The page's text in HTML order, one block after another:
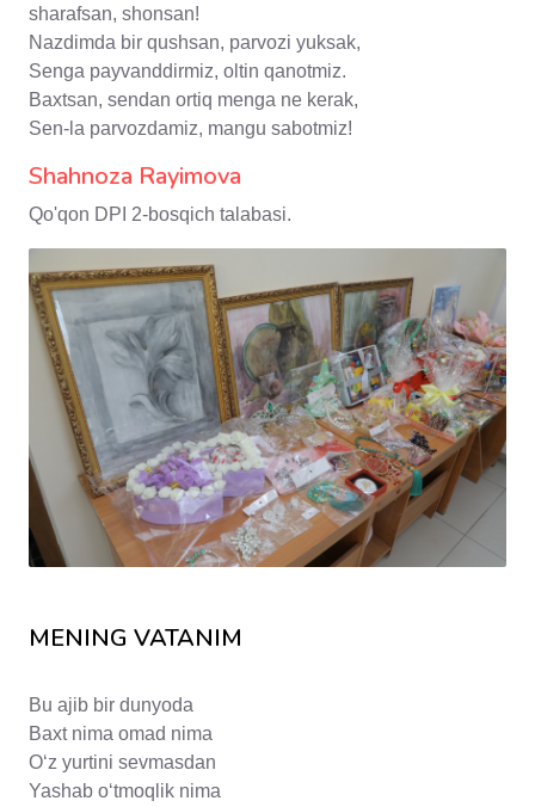
sharafsan, shonsan!
Nazdimda bir qushsan, parvozi yuksak,
Senga payvanddirmiz, oltin qanotmiz.
Baxtsan, sendan ortiq menga ne kerak,
Sen-la parvozdamiz, mangu sabotmiz!
Shahnoza Rayimova
Qo'qon DPI 2-bosqich talabasi.
MENING VATANIM
Bu ajib bir dunyoda
Baxt nima omad nima
Oʻz yurtini sevmasdan
Yashab oʻtmoqlik nima